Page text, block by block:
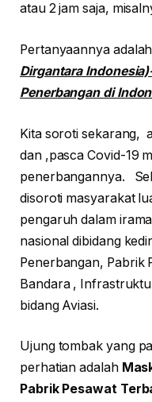
atau 2 jam saja,
Pertanyaannya
Dirgantara
Penerbangan di
Kita soroti sekarang,
dan ,pasca Covid-19
penerbangannya.
disoroti masyarakat
pengaruh dalam
nasional dibidang
Penerbangan, Pabrik
Bandara ,
bidang Aviasi.
Ujung tombak yang
perhatian adalah
Pabrik Pesawat